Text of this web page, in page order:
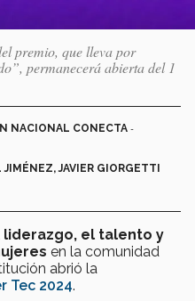
premio, que lleva por
permanecerá abierta del 1
NACIONAL CONECTA -
JAVIER GIORGETTI
liderazgo, el talento y
en la comunidad
abrió la
Tec 2024.